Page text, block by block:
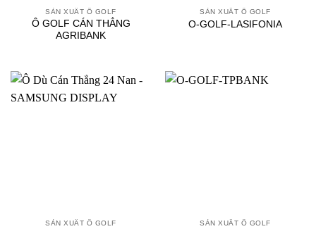
SẢN XUẤT Ô GOLF
Ô GOLF CÁN THẲNG
AGRIBANK
SẢN XUẤT Ô GOLF
O-GOLF-LASIFONIA
SẢN XUẤT Ô GOLF SẢN XUẤT Ô GOLF